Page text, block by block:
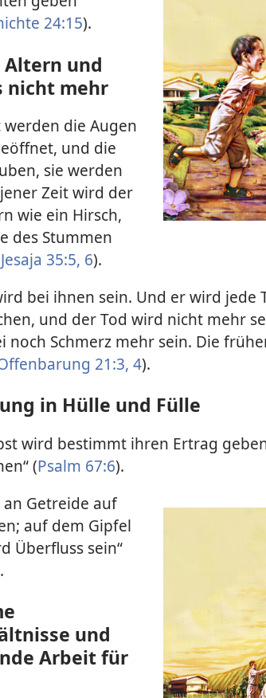
24:15).
und
nicht mehr
werden die Augen
und die
sie werden
Zeit wird der
wie ein Hirsch,
des Stummen
Jesaja 35:5, 6).
bei ihnen sein. Und er wird jede
und der Tod wird nicht mehr
noch Schmerz mehr sein. Die
21:3, 4).
in Hülle und Fülle
wird bestimmt ihren Ertrag
(Psalm 67:6).
an Getreide auf
auf dem Gipfel
Überfluss sein“
und
Arbeit für